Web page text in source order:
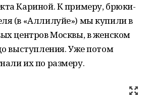
Кариной. К примеру, брюки-
(в «Аллилуйе») мы купили в
центров Москвы, в женском
выступления. Уже потом
их по размеру.